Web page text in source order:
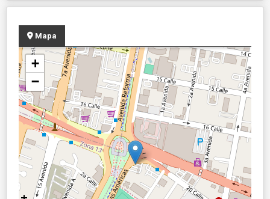
Mapa
+
−